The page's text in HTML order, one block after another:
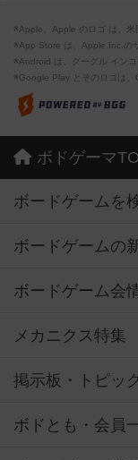
※Apple、Apple のロゴ は、米
※App Store は、Apple Inc.の
※Android は、グーグル イン
※Google Play とそのロゴは、
ボドゲーマ
ボードゲームを
ボードゲームの
ボードゲーム会
メカニクス特集
掲示板・トピッ
ボドとも・会員